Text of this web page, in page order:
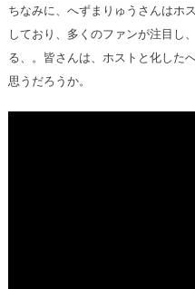
ちなみに、へずまりゅうさんはホ
しており、多くのファンが注目し
る、。皆さんは、ホストと化した
思うだろうか。